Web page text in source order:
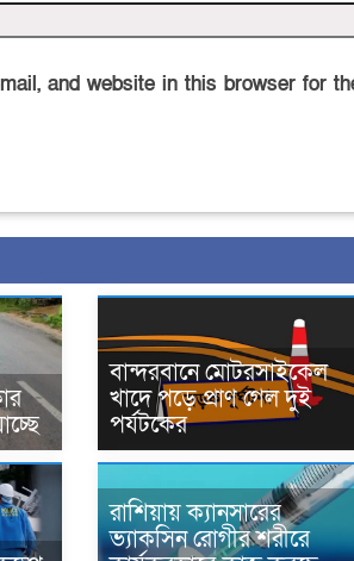
and website in this browser for
বান্দরবানে মোটরসাইকেল
খাদে পড়ে প্রাণ গেল দুই
পর্যটকের
রাশিয়ায় ক্যানসারের
ভ্যাকসিন রোগীর শরীরে